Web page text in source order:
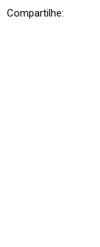
Compartilhe: